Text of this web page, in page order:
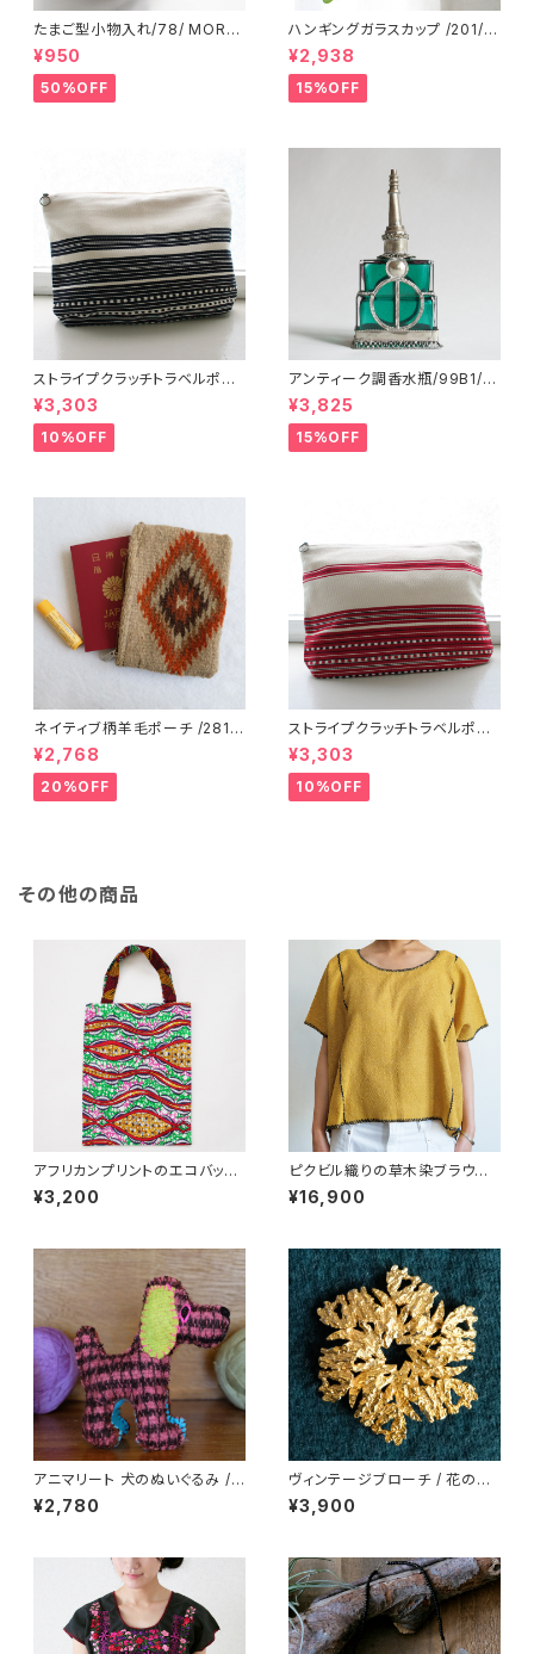
たまご型小物入れ/78/ MORO
CCO モロッコ
¥950
50%OFF
ハンギングガラスカップ /201/ I
NDIA インド
¥2,938
15%OFF
ストライプクラッチトラベルポー
チ/ L /147/Blue/ HUNGARY
ハンガリー
¥3,303
10%OFF
アンティーク調香水瓶/99B1/M
OROCCO モロッコ
¥3,825
15%OFF
ネイティブ柄羊毛ポーチ /281f/
MEXICO メキシコ
¥2,768
20%OFF
ストライプクラッチトラベルポー
チ / L /147/Red/ HUNGARY
ハンガリー
¥3,303
10%OFF
その他の商品
アフリカンプリントのエコバッグ/
297a/ Africa アフリカ
¥3,200
ピクビル織りの草木染ブラウス /
Chamomile / GUATEMALA
グアテマラ
¥16,900
アニマリート 犬のぬいぐるみ /2
39c/ MEXICO メキシコ
¥2,780
ヴィンテージブローチ / 花の結
晶 /284a/ USA アメリカ
¥3,900